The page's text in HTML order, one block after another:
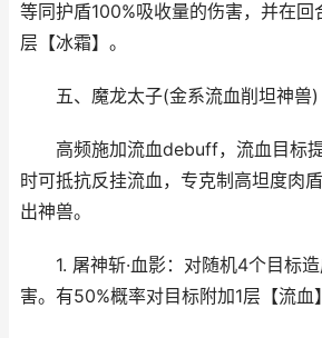
等同护盾100%吸收量的伤害，并在回
层【冰霜】。
五、魔龙太子(金系流血削坦神兽)
高频施加流血debuff，流血目标提
时可抵抗反挂流血，专克制高坦度肉
出神兽。
1. 屠神斩·血影：对随机4个目标
害。有50%概率对目标附加1层【流血